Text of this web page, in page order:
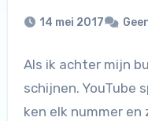
14 mei 2017
Als ik achter mijn
schijnen. YouTube
ken elk nummer en